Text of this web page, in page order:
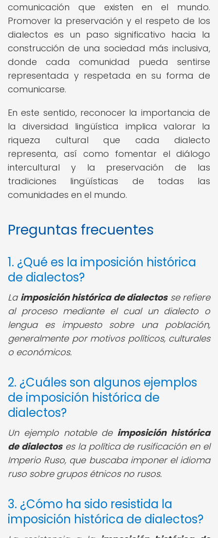
comunicación que existen en el mundo.
Promover la preservación y el respeto de los
dialectos es un paso significativo hacia la
construcción de una sociedad más inclusiva,
donde cada comunidad pueda sentirse
representada y respetada en su forma de
comunicarse.
En este sentido, reconocer la importancia de
la diversidad lingüística implica valorar la
riqueza cultural que cada dialecto
representa, así como fomentar el diálogo
intercultural y la preservación de las
tradiciones lingüísticas de todas las
comunidades en el mundo.
Preguntas frecuentes
1. ¿Qué es la imposición histórica
de dialectos?
La imposición histórica de dialectosse refiere
al proceso mediante el cual un dialecto o
lengua es impuesto sobre una población,
generalmente por motivos políticos, culturales
o económicos.
2. ¿Cuáles son algunos ejemplos
de imposición histórica de
dialectos?
Un ejemplo notable de imposición histórica
de dialectoses la política de rusificación en el
Imperio Ruso, que buscaba imponer el idioma
ruso sobre grupos étnicos no rusos.
3. ¿Cómo ha sido resistida la
imposición histórica de dialectos?